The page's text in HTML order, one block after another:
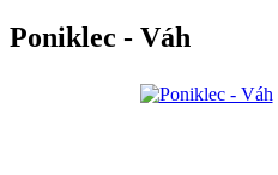
Poniklec - Váh